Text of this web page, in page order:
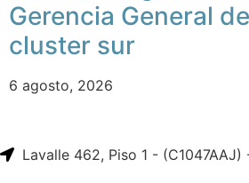
Gerencia General
cluster sur
6 agosto, 2026
Lavalle 462, Piso 1 -